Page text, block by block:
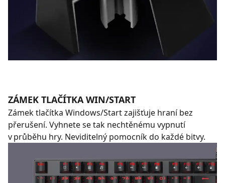
ZÁMEK TLAČÍTKA WIN/START
Zámek tlačítka Windows/Start zajišťuje hraní bez
přerušení. Vyhnete se tak nechtěnému vypnutí
v průběhu hry. Neviditelný pomocník do každé bitvy.